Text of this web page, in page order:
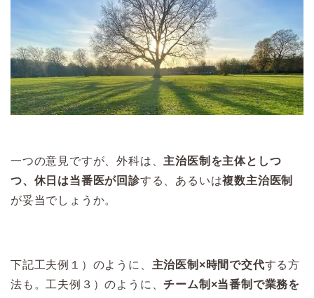
一つの意見ですが、外科は、 主治医制を主体としつ
つ、休日は当番医が回診する、あるいは複数主治医制
が妥当でしょうか。
下記工夫例１）のように、 主治医制×時間で交代する方
法も。工夫例３）のように、チーム制×当番制で業務を